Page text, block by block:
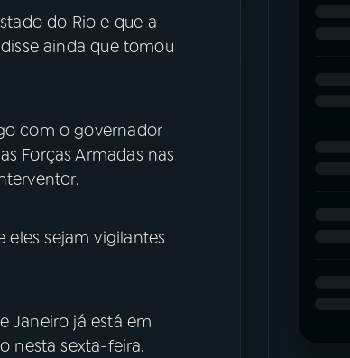
do Rio e que a
ainda que tomou
com o governador
Forças Armadas nas
sejam vigilantes
Janeiro já está em
nesta sexta-feira.